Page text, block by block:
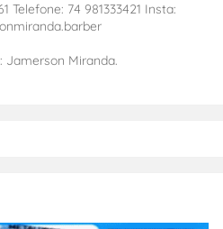
Telefone: 74 981333421 Insta:
Jamerson Miranda.